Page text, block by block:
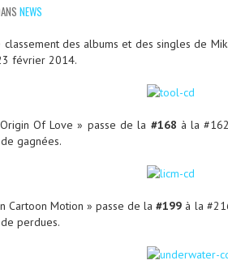
NEWS
classement des albums et des singles de
février 2014.
Of Love » passe de la #168 à la
gagnées.
Cartoon Motion » passe de la#199 à la
perdues.